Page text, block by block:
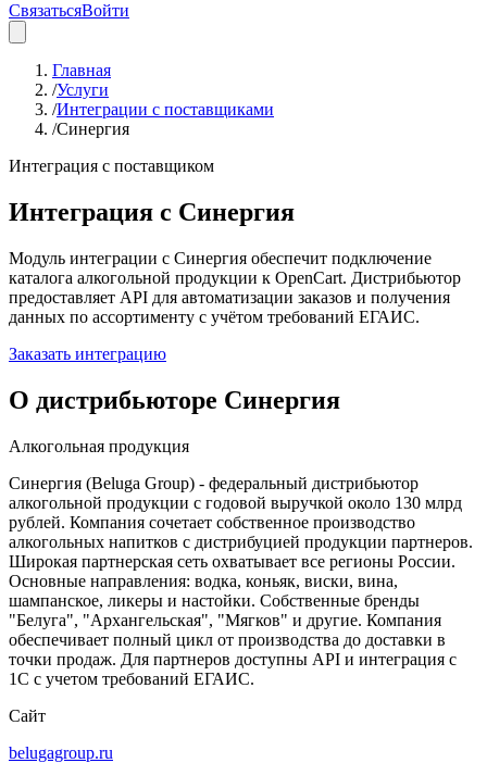
СвязатьсяВойти
Главная
/Услуги
/Интеграции с поставщиками
/Синергия
Интеграция с поставщиком
Интеграция с Синергия
Модуль интеграции с Синергия обеспечит подключение
каталога алкогольной продукции к OpenCart. Дистрибьютор
предоставляет API для автоматизации заказов и получения
данных по ассортименту с учётом требований ЕГАИС.
Заказать интеграцию
О дистрибьюторе Синергия
Алкогольная продукция
Синергия (Beluga Group) - федеральный дистрибьютор
алкогольной продукции с годовой выручкой около 130 млрд
рублей. Компания сочетает собственное производство
алкогольных напитков с дистрибуцией продукции партнеров.
Широкая партнерская сеть охватывает все регионы России.
Основные направления: водка, коньяк, виски, вина,
шампанское, ликеры и настойки. Собственные бренды
"Белуга", "Архангельская", "Мягков" и другие. Компания
обеспечивает полный цикл от производства до доставки в
точки продаж. Для партнеров доступны API и интеграция с
1С с учетом требований ЕГАИС.
Сайт
belugagroup.ru